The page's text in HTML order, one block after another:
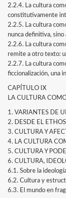
2.2.4. La cultura
constitutivamente
2.2.5. La cultura
nunca definitiva, sino
2.2.6. La cultura
remite a otro texto:
2.2.7. La cultura
ficcionalización, una
CAPÍTULO IX
LA CULTURA
1. VARIANTES DE
2. DESDE EL
3. CULTURA Y
4. LA CULTURA
5. CULTURA Y
6. CULTURA,
6.1. Sobre la
6.2. Cultura y
6.3. El mundo en